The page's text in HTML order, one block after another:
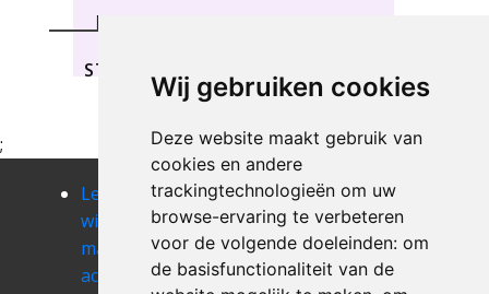
Wij gebruiken cookies
Deze website maakt gebruik van
cookies en andere
trackingtechnologieën om uw
browse-ervaring te verbeteren
voor de volgende doeleinden: om
de basisfunctionaliteit van de
Namen.
STUREN
;
Leegmaken
winkel of
magazij
achene
Leegmaken
winkel of
magazij achet
Leegmaken
winkel of
magazij
agimont